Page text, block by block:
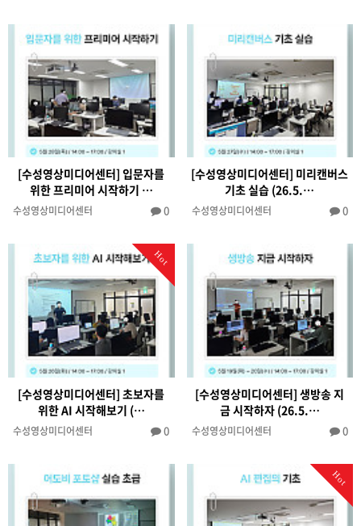
[수성영상미디어센터] 입문자를
위한 프리미어 시작하기 …
수성영상미디어센터 0
[수성영상미디어센터] 미리캔버스
기초 실습 (26.5.…
수성영상미디어센터 0
Hot
[수성영상미디어센터] 초보자를
위한 AI 시작해보기 (…
수성영상미디어센터 0
[수성영상미디어센터] 생방송 지
금 시작하자 (26.5.…
수성영상미디어센터 0
Hot